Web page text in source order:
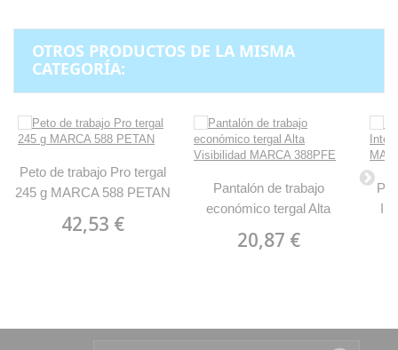
OTROS PRODUCTOS DE LA MISMA
CATEGORÍA:
Peto de trabajo Pro tergal
245 g MARCA 588 PETAN
42,53 €
Pantalón de trabajo
económico tergal Alta
388PFE
20,87 €